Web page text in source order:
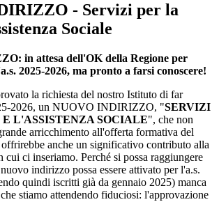
- Servizi per la
Sociale
in attesa dell'OK della Regione per
2025-2026, ma pronto a farsi conoscere!
la richiesta del nostro Istituto di far
2026, un NUOVO INDIRIZZO, "SERVIZI
L'ASSISTENZA SOCIALE", che non
arricchimento all'offerta formativa del
anche un significativo contributo alla
cui ci inseriamo. Perché si possa raggiungere
indirizzo possa essere attivato per l'a.s.
quindi iscritti già da gennaio 2025) manca
stiamo attendendo fiduciosi: l'approvazione